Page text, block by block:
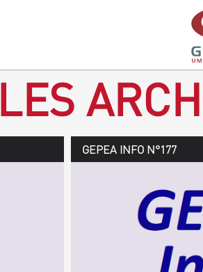
LES
GEPEA Infos n°178
Novembre 2019 > janvier
GEPEA INFO N°177